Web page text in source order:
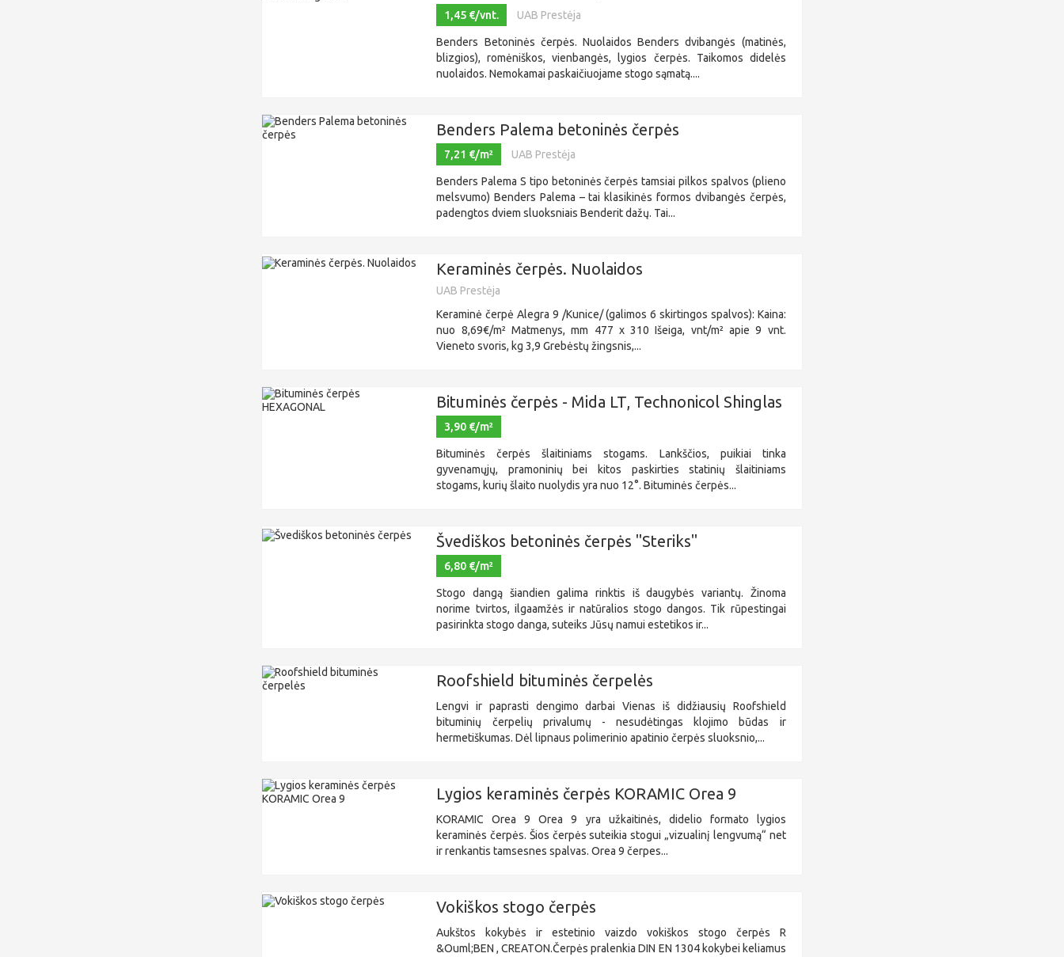
1,45 €/vnt. UAB Prestėja
Benders Betoninės čerpės. Nuolaidos Benders dvibangės (matinės,
blizgios), romėniškos, vienbangės, lygios čerpės. Taikomos didelės
nuolaidos. Nemokamai paskaičiuojame stogo sąmatą....
Benders Palema betoninės čerpės
7,21 €/m² UAB Prestėja
Benders Palema S tipo betoninės čerpės tamsiai pilkos spalvos (plieno
melsvumo) Benders Palema – tai klasikinės formos dvibangės čerpės,
padengtos dviem sluoksniais Benderit dažų. Tai...
Keraminės čerpės. Nuolaidos
UAB Prestėja
Keraminė čerpė Alegra 9 /Kunice/ (galimos 6 skirtingos spalvos): Kaina:
nuo 8,69€/m² Matmenys, mm 477 x 310 Išeiga, vnt/m² apie 9 vnt.
Vieneto svoris, kg 3,9 Grebėstų žingsnis,...
Bituminės čerpės - Mida LT, Technonicol Shinglas
3,90 €/m²
Bituminės čerpės šlaitiniams stogams. Lankščios, puikiai tinka
gyvenamųjų, pramoninių bei kitos paskirties statinių šlaitiniams
stogams, kurių šlaito nuolydis yra nuo 12°. Bituminės čerpės...
Švediškos betoninės čerpės "Steriks"
6,80 €/m²
Stogo dangą šiandien galima rinktis iš daugybės variantų. Žinoma
norime tvirtos, ilgaamžės ir natūralios stogo dangos. Tik rūpestingai
pasirinkta stogo danga, suteiks Jūsų namui estetikos ir...
Roofshield bituminės čerpelės
Lengvi ir paprasti dengimo darbai Vienas iš didžiausių Roofshield
bituminių čerpelių privalumų - nesudėtingas klojimo būdas ir
hermetiškumas. Dėl lipnaus polimerinio apatinio čerpės sluoksnio,...
Lygios keraminės čerpės KORAMIC Orea 9
KORAMIC Orea 9 Orea 9 yra užkaitinės, didelio formato lygios
keraminės čerpės. Šios čerpės suteikia stogui „vizualinį lengvumą“ net
ir renkantis tamsesnes spalvas. Orea 9 čerpes...
Vokiškos stogo čerpės
Aukštos kokybės ir estetinio vaizdo vokiškos stogo čerpės R
&Ouml;BEN , CREATON.Čerpės pralenkia DIN EN 1304 kokybei keliamus